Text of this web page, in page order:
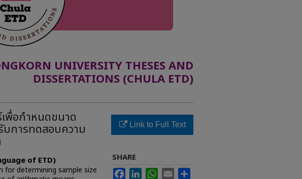
UNIVERSITY THESES AND
DISSERTATIONS (CHULA ETD)
พื่อกำหนดขนาด
บการทดสอบความ
of ETD)
determining sample size
Link to Full Text
SHARE
FacebookLinkedInWhatsApp
Email